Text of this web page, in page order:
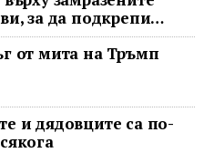
за да подкрепи
от мита на Тръмп
и дядовците са по-